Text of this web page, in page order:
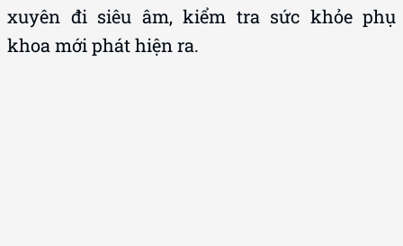
xuyên đi siêu âm, kiểm tra sức khỏe phụ
khoa mới phát hiện ra.